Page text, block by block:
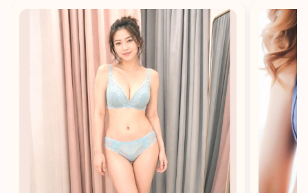
港澳中文
English